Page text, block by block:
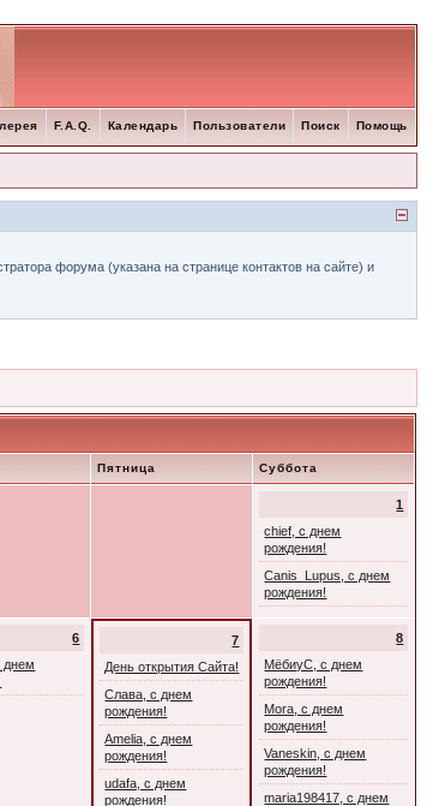
Помощь
Поиск
Пользователи
Календарь
F.A.Q.
форума (указана на странице контактов на сайте) и
Пятница Суббота
1
chief, с днем
рождения!
Canis_Lupus, с днем
рождения!
6
днем
7
День открытия Сайта!
Слава, с днем
рождения!
Amelia, с днем
рождения!
udafa, с днем
рождения!
8
МёбиуС, с днем
рождения!
Mora, с днем
рождения!
Vaneskin, с днем
рождения!
maria198417, с днем